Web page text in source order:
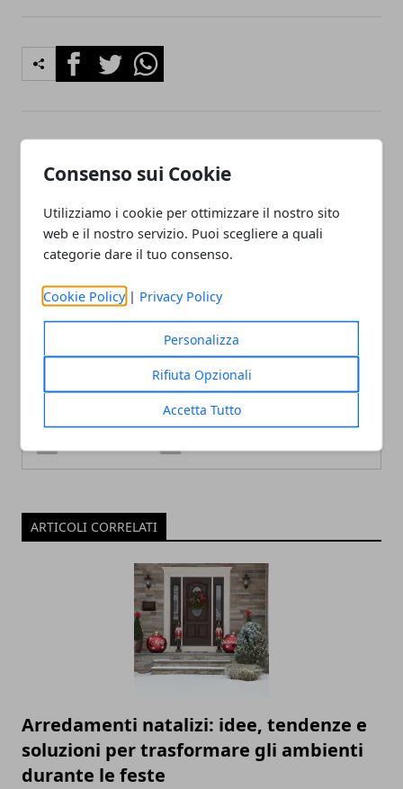
Consenso sui Cookie
Utilizziamo i cookie per ottimizzare il nostro sito
web e il nostro servizio. Puoi scegliere a quali
categorie dare il tuo consenso.
Cookie Policy | Privacy Policy
Personalizza
Rifiuta Opzionali
Accetta Tutto
FacebookTwitterWhatsapp
Cessione del quinto: cosa
richiesta
Redazione
ARTICOLI CORRELATI
Arredamenti natalizi: idee, tendenze e
soluzioni per trasformare gli ambienti
durante le feste